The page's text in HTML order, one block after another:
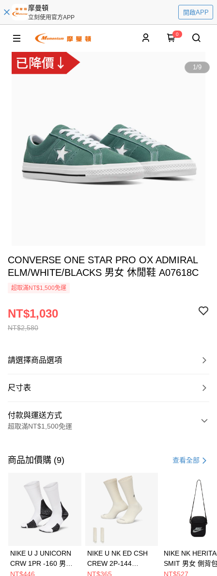
摩曼頓
立刻使用官方APP
開啟APP
0
1/9
CONVERSE ONE STAR PRO OX ADMIRAL
ELM/WHITE/BLACKS 男女 休閒鞋 A07618C
超取滿NT$1,500免運
NT$2,580
NT$1,030
請選擇商品選項
尺寸表
付款與運送方式
超取滿NT$1,500免運
信用卡一次付款
3 期 0 利率 每期 21家銀行
合作金庫商業銀行
第一商業銀行
華南商業銀行
彰化商業銀行
上海商業儲蓄銀行
Apple Pay
全盈+PAY
商品加價購 (9) 查看全部
NIKE U J UNICORN
CRW 1PR -160 男女
中統襪 FZ3393100
NT$446
NIKE U NK ED CSH
CREW 2P-144
EMBRDY 男女 短統襪
NT$365
NIKE NK
SMIT 男女 側背
BA5871010
NT$527